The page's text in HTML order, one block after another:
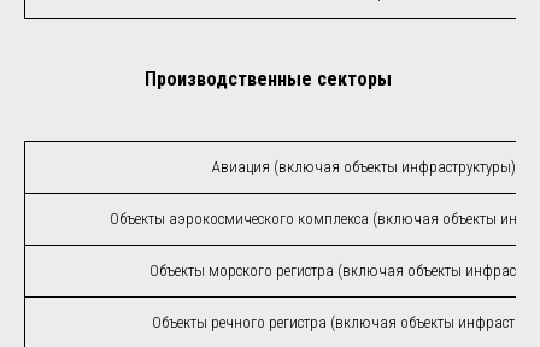
Производственные секторы
Авиация (включая объекты инфраструктуры)
Объекты аэрокосмического комплекса (включая объекты
Объекты морского регистра (включая объекты
Объекты речного регистра (включая объекты